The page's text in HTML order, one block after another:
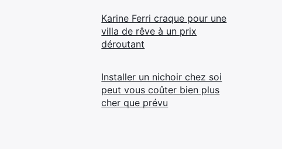
Karine Ferri craque pour une
villa de rêve à un prix
déroutant
Installer un nichoir chez soi
peut vous coûter bien plus
cher que prévu